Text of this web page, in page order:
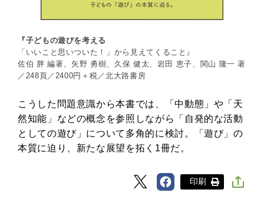
『子どもの遊びを考える
「いいこと思いついた！」から見えてくること』
佐伯 胖 編著、矢野 勇樹、久保 健太、岩田 恵子、関山 隆一 著
／248頁／2400円＋税／北大路書房
こうした問題意識から本書では、「中動態」や「天
然知能」などの概念を参照しながら「自発的な活動
としての遊び」について多角的に検討。「遊び」の
本質に迫り、新たな展望を拓く1冊だ。
印刷